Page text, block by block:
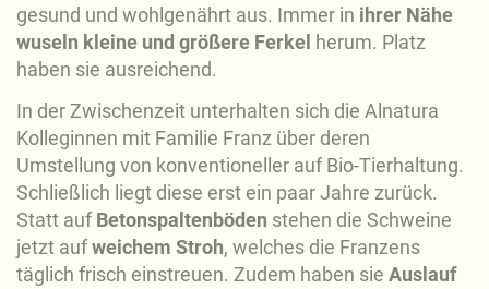
gesund und wohlgenährt aus. Immer in ihrer Nähe
wuseln kleine und größere Ferkel herum. Platz
haben sie ausreichend.
In der Zwischenzeit unterhalten sich die Alnatura
Kolleginnen mit Familie Franz über deren
Umstellung von konventioneller auf Bio-Tierhaltung.
Schließlich liegt diese erst ein paar Jahre zurück.
Statt aufBetonspaltenböden stehen die Schweine
jetzt aufweichem Stroh, welches die Franzens
täglich frisch einstreuen. Zudem haben sie Auslauf